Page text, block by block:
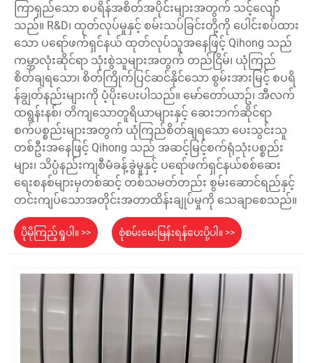
ကြာရှည်သော စပရိန်အစိတ်အပိုင်းများအတွက် သင့်လျော်
သည်။ R&D၊ ထုတ်လုပ်မှုနှင့် စမ်းသပ်ခြင်းတို့ကို ပေါင်းစပ်ထား
သော ပရော်ဖက်ရှင်နယ် ထုတ်လုပ်သူအနေဖြင့် Qihong သည်
ကမ္ဘာလုံးဆိုင်ရာ သုံးစွဲသူများအတွက် တည်ငြိမ်၊ ယုံကြည်
စိတ်ချရသော၊ စိတ်ကြိုက်ပြင်ဆင်နိုင်သော စွမ်းအားမြင့် စပရိ
န်ချွတ်နည်းများကို ပံ့ပိုးပေးပါသည်။ မော်တော်ယာဥ်၊ အီလက်
ထရွန်းနစ်၊ တိကျသောတူရိယာများနှင့် ဆေးဘက်ဆိုင်ရာ
စက်ပစ္စည်းများအတွက် ယုံကြည်စိတ်ချရသော ပေးသွင်းသူ
တစ်ဦးအနေဖြင့် Qihong သည် အဆင့်မြင့်စက်ရုံသုံးပစ္စည်း
များ၊ သိပ္ပံနည်းကျစီမံခန့်ခွဲမှုနှင့် ပရော်ဖက်ရှင်နယ်စစ်ဆေး
ရေးစနစ်များမှတစ်ဆင့် တစ်သမတ်တည်း စွမ်းဆောင်ရည်နှင့်
တင်းကျပ်သောအတိုင်းအတာထိန်းချုပ်မှုကို သေချာစေသည်။
ပိုမိုကြည့်ရှုပါ။ >> စုံစမ်းမေးမြန်းရန်ပေးပို့ပါ။ >>